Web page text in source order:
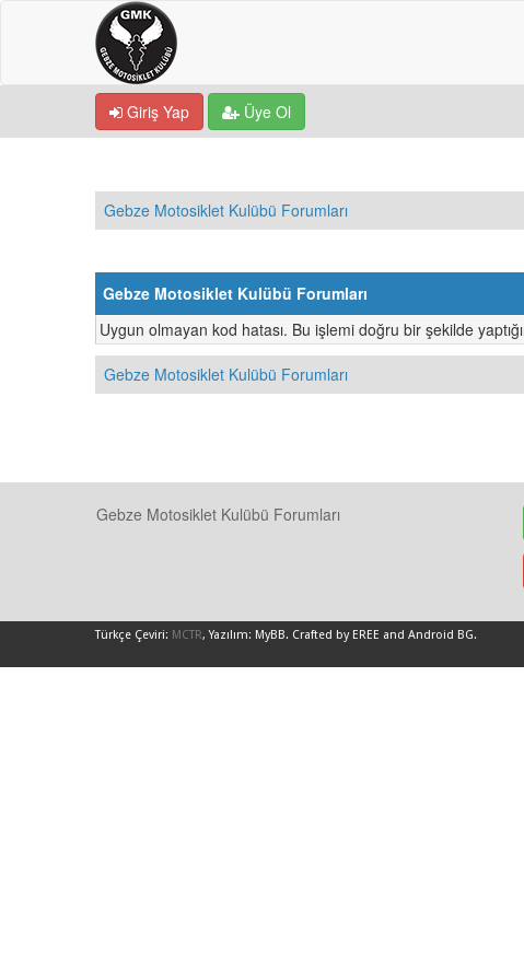
Giriş Yap Üye Ol
Gebze Motosiklet Kulübü Forumları
Gebze Motosiklet Kulübü Forumları
Uygun olmayan kod hatası. Bu işlemi doğru bir şekilde
Gebze Motosiklet Kulübü Forumları
Gebze Motosiklet Kulübü Forumları
Türkçe Çeviri: MCTR, Yazılım: MyBB. Crafted by EREE and Android BG.